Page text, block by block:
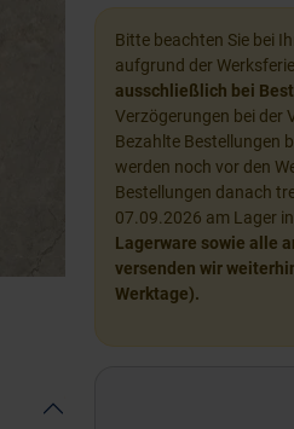
Bitte beachten Sie bei
aufgrund der
ausschließlich bei
Verzögerungen bei der
Bezahlte Bestellungen
werden noch vor den
Bestellungen danach
07.09.2026 am Lager
Lagerware sowie alle
versenden wir
Werktage).